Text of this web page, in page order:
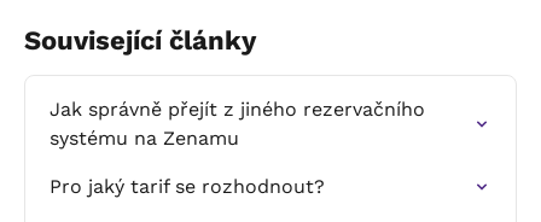
Související články
Jak správně přejít z jiného rezervačního
systému na Zenamu
Pro jaký tarif se rozhodnout?